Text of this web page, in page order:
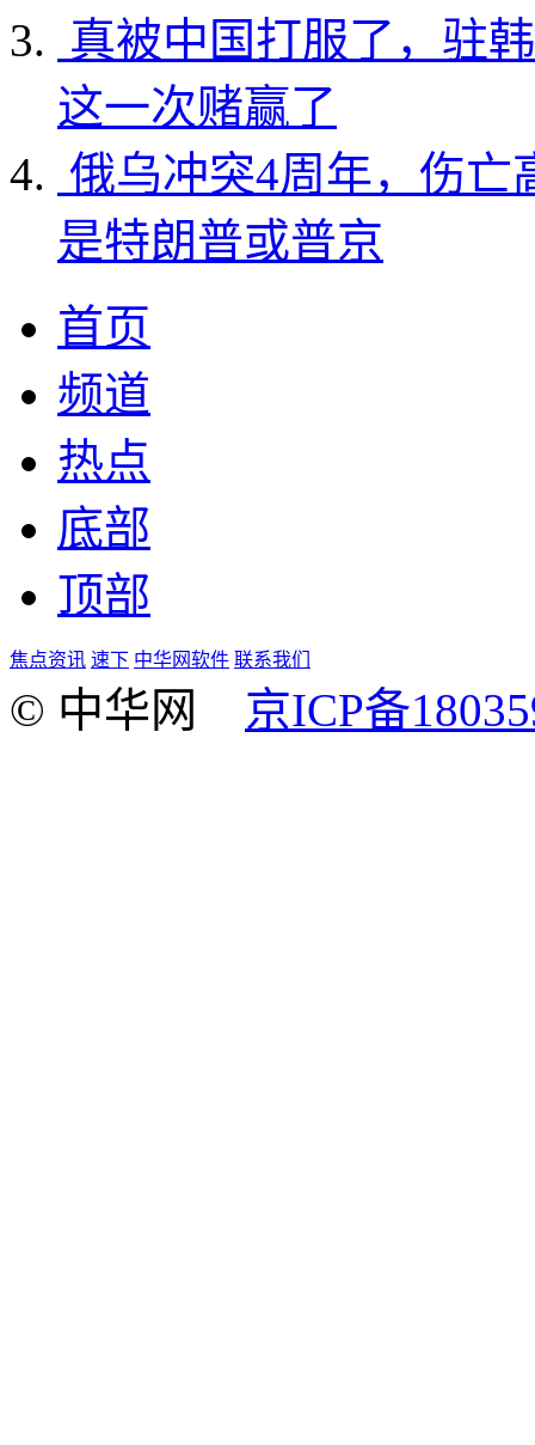
真被中国打服了，驻
这一次赌赢了
俄乌冲突4周年，伤亡
是特朗普或普京
首页
频道
热点
底部
顶部
焦点资讯 速下 中华网软件 联系我们
© 中华网 京ICP备